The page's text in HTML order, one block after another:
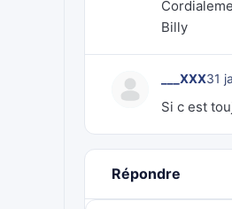
Billy
___XXX31
Si c est
Répondre